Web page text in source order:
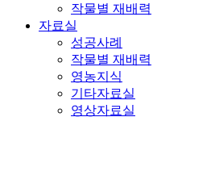
작물별 재배력
자료실
성공사례
작물별 재배력
영농지식
기타자료실
영상자료실